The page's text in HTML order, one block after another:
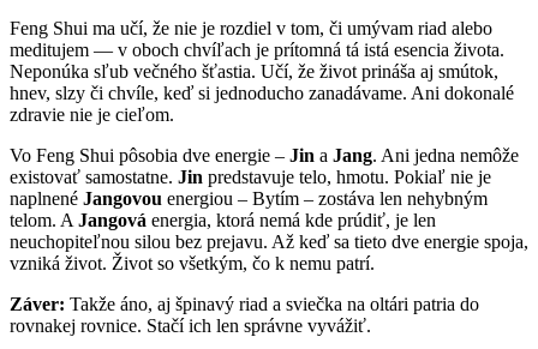
Feng Shui ma učí, že nie je rozdiel v tom, či umývam riad alebo
meditujem — v oboch chvíľach je prítomná tá istá esencia života.
Neponúka sľub večného šťastia. Učí, že život prináša aj smútok,
hnev, slzy či chvíle, keď si jednoducho zanadávame. Ani dokonalé
zdravie nie je cieľom.
Vo Feng Shui pôsobia dve energie – Jin a Jang. Ani jedna nemôže
existovať samostatne. Jin predstavuje telo, hmotu. Pokiaľ nie je
naplnené Jangovou energiou – Bytím – zostáva len nehybným
telom. A Jangová energia, ktorá nemá kde prúdiť, je len
neuchopiteľnou silou bez prejavu. Až keď sa tieto dve energie spoja,
vzniká život. Život so všetkým, čo k nemu patrí.
Záver: Takže áno, aj špinavý riad a sviečka na oltári patria do
rovnakej rovnice. Stačí ich len správne vyvážiť.